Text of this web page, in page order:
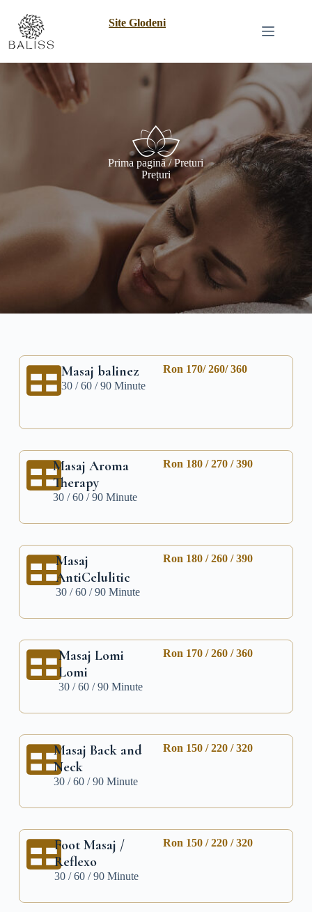
Site Glodeni
Prima pagină/ Preturi
Prețuri
Masaj balinez
30 / 60 / 90 Minute
Ron 170/ 260/ 360
Masaj Aroma
Therapy
30 / 60 / 90 Minute
Ron 180 / 270 / 390
Masaj
AntiCelulitic
30 / 60 / 90 Minute
Ron 180 / 260 / 390
Masaj Lomi
Lomi
30 / 60 / 90 Minute
Ron 170 / 260 / 360
Masaj Back and
Neck
30 / 60 / 90 Minute
Ron 150 / 220 / 320
Foot Masaj /
Reflexo
30 / 60 / 90 Minute
Ron 150 / 220 / 320